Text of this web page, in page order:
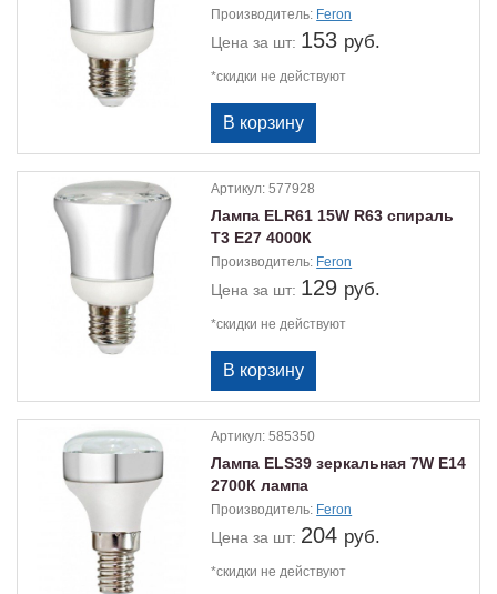
Производитель: Feron
Цена за шт: 153 руб.
*скидки не действуют
Артикул:577928
Лампа ELR61 15W R63 спираль
Т3 Е27 4000К
Производитель: Feron
Цена за шт: 129 руб.
*скидки не действуют
Артикул:585350
Лампа ELS39 зеркальная 7W Е14
2700К лампа
Производитель: Feron
Цена за шт: 204 руб.
*скидки не действуют